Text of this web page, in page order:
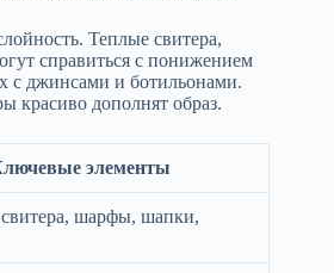
Теплые свитера,
справиться с понижением
с джинсами и ботильонами.
дополнят образ.
элементы
шарфы, шапки,